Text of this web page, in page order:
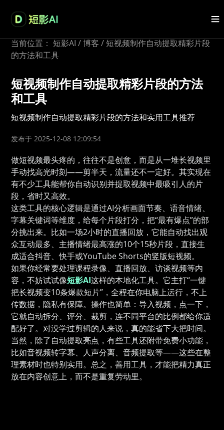
当前位置： 短影AI / 博客 / 短视频制作自动提取精彩片段
的方法和工具
短视频制作自动提取精彩片段的方法
和工具
短视频制作自动提取精彩片段的方法和实用工具推荐
发布于 2025-12-08 12:09:54
做短视频最头疼的，往往不是创意，而是从一堆长视频里
手动找高光时刻——剪半天，流量还不一定好。其实现在
有不少工具能帮你自动识别并提取视频中最吸引人的片
段，省时又高效。
这类工具的核心逻辑是通过AI分析画面节奏、语音情绪、
字幕关键词等维度，给每个片段打分，把“最有爆点”的部
分挑出来。比如一场2小时的直播回放，它能自动找出观
众互动最多、主播情绪最高涨的10个15秒片段，直接生
成适合抖音、快手或YouTube Shorts的竖版短视频。
如果你经常要处理课程录像、直播回放、访谈视频等内
容，不妨试试像短影AI这样的本地化工具。它主打“一键
把长视频变10条爆款短片”，全程在你电脑上运行，不上
传数据，隐私有保障。操作也简单：导入视频，点一下，
它就自动拆分、评分、裁剪，连不同平台的比例都给你适
配好了。对没学过剪辑的人来说，真的能省下大把时间。
当然，除了自动提取亮点，有些工具还附带免费小功能，
比如音视频转字幕、人声分离、音频提取等——这些在整
理素材时也特别实用。总之，善用工具，才能把精力真正
放在内容创意上，而不是重复劳动里。